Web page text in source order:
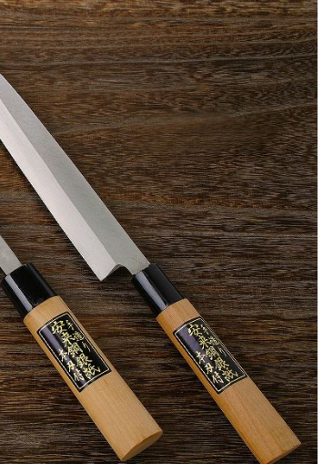
セット商品 包丁収納
金盤・金剛砂 メンテ
草削り鎌 立鎌
補助・メンテナンス工具 草焼き
セット品 携帯・収
その他
まな板 調理用鉄